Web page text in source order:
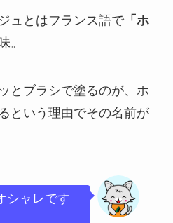
ュとはフランス語で「ホ
。
とブラシで塗るのが、ホ
という理由でその名前が
シャレです